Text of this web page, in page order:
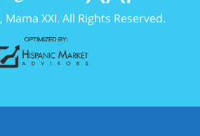
XXI. All Rights Reserved.